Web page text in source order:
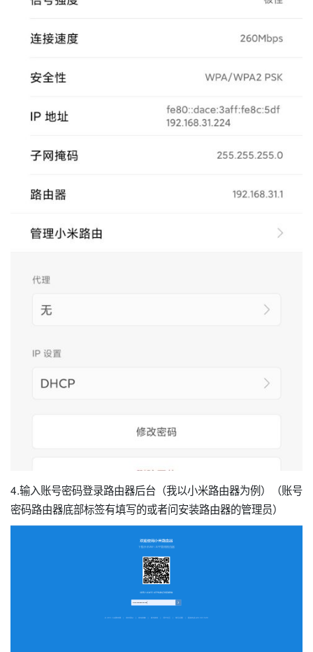
4.输入账号密码登录路由器后台（我以小米路由器为例）（账号
密码路由器底部标签有填写的或者问安装路由器的管理员）